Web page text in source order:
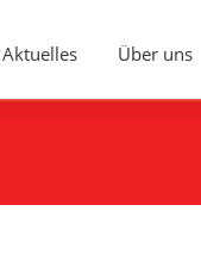
Aktuelles Über uns